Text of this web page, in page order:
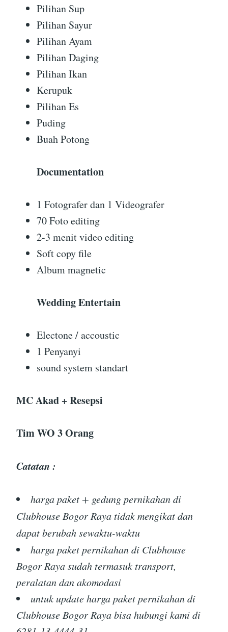
Pilihan Sup
Pilihan Sayur
Pilihan Ayam
Pilihan Daging
Pilihan Ikan
Kerupuk
Pilihan Es
Puding
Buah Potong
Documentation
1 Fotografer dan 1 Videografer
70 Foto editing
2-3 menit video editing
Soft copy file
Album magnetic
Wedding Entertain
Electone / accoustic
1 Penyanyi
sound system standart
MC Akad + Resepsi
Tim WO 3 Orang
Catatan :
harga paket + gedung pernikahan di
Clubhouse Bogor Raya tidak mengikat dan
dapat berubah sewaktu-waktu
harga paket pernikahan di Clubhouse
Bogor Raya sudah termasuk transport,
peralatan dan akomodasi
untuk update harga paket pernikahan di
Clubhouse Bogor Raya bisa hubungi kami di